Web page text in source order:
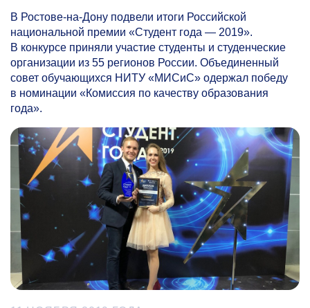
В Ростове-на-Дону подвели итоги Российской
национальной премии «Студент года — 2019».
В конкурсе приняли участие студенты и студенческие
организации из 55 регионов России. Объединенный
совет обучающихся НИТУ «МИСиС» одержал победу
в номинации «Комиссия по качеству образования
года».